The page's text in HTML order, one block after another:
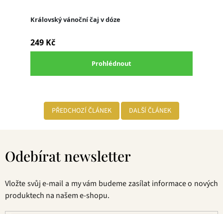
PŘEDCHOZÍ ČLÁNEK DALŠÍ ČLÁNEK
Odebírat newsletter
Vložte svůj e-mail a my vám budeme zasílat informace o nových
produktech na našem e-shopu.